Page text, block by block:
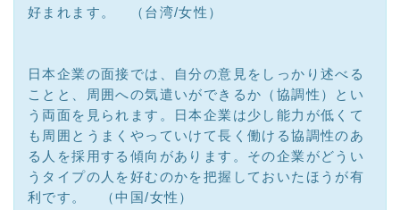
好まれます。 （台湾/女性）
日本企業の面接では、自分の意見をしっかり述べる
ことと、周囲への気遣いができるか（協調性）とい
う両面を見られます。日本企業は少し能力が低くて
も周囲とうまくやっていけて長く働ける協調性のあ
る人を採用する傾向があります。その企業がどうい
うタイプの人を好むのかを把握しておいたほうが有
利です。 （中国/女性）